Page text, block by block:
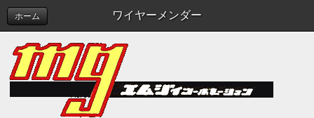
ワイヤーメンダー
ホーム